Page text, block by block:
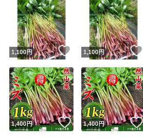
いいね！
1,100円 いいね！
1,100円
いいね！
1,400円 いいね！
1,400円